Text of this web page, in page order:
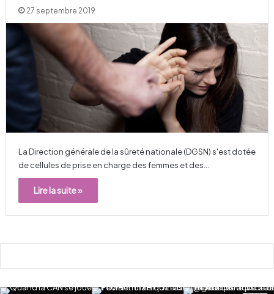
27 septembre 2019
La Direction générale de la sûreté nationale (DGSN) s'est dotée
de cellules de prise en charge des femmes et des…
Lire la suite »